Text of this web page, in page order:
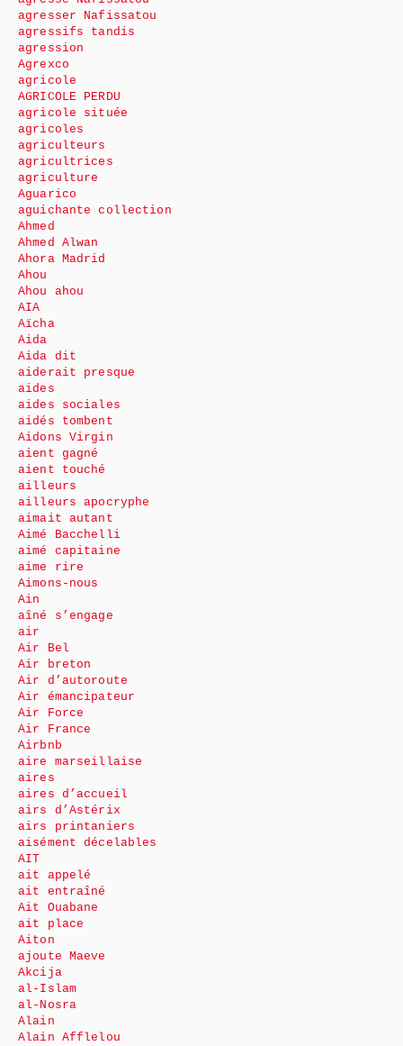
agresser Nafissatou
agressifs tandis
agression
Agrexco
agricole
AGRICOLE PERDU
agricole située
agricoles
agriculteurs
agricultrices
agriculture
Aguarico
aguichante collection
Ahmed
Ahmed Alwan
Ahora Madrid
Ahou
Ahou ahou
AIA
Aïcha
Aida
Aida dit
aiderait presque
aides
aides sociales
aidés tombent
Aidons Virgin
aient gagné
aient touché
ailleurs
ailleurs apocryphe
aimait autant
Aimé Bacchelli
aimé capitaine
aime rire
Aimons-nous
Ain
aîné s’engage
air
Air Bel
Air breton
Air d’autoroute
Air émancipateur
Air Force
Air France
Airbnb
aire marseillaise
aires
aires d’accueil
airs d’Astérix
airs printaniers
aisément décelables
AIT
ait appelé
ait entraîné
Ait Ouabane
ait place
Aiton
ajoute Maeve
Akcija
al-Islam
al-Nosra
Alain
Alain Afflelou